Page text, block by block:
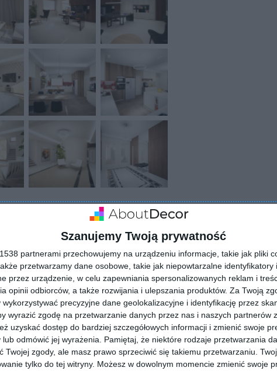
Szanujemy Twoją prywatność
partnerami przechowujemy na urządzeniu informacje, takie jak pliki
przetwarzamy dane osobowe, takie jak niepowtarzalne identyfikatory
przez urządzenie, w celu zapewniania spersonalizowanych reklam i
opinii odbiorców, a także rozwijania i ulepszania produktów. Za Twoją
wykorzystywać precyzyjne dane geolokalizacyjne i identyfikację przez
wyrazić zgodę na przetwarzanie danych przez nas i naszych partnerów
uzyskać dostęp do bardziej szczegółowych informacji i zmienić swoje
odmówić jej wyrażenia.
Pamiętaj, że niektóre rodzaje przetwarzania
Twojej zgody, ale masz prawo sprzeciwić się takiemu przetwarzaniu.
tylko do tej witryny. Możesz w dowolnym momencie zmienić swoje
ZADAJ PYTANIE